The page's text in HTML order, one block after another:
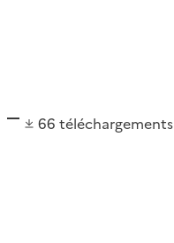
66 téléchargements